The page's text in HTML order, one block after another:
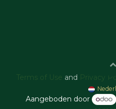
Terms of Use and Privacy
Aangeboden door